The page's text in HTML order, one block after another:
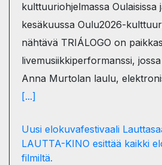
kulttuuriohjelmassa Oulaisissa
kesäkuussa Oulu2026-
nähtävä TRIÁLOGO on
livemusiikkiperformanssi,
Anna Murtolan laulu,
[...]
Uusi elokuvafestivaali
LAUTTA-KINO esittää kaikki
filmiltä.